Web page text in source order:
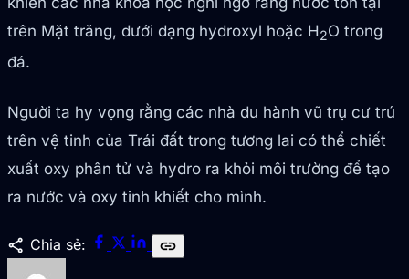
trên Mặt trăng, dưới dạng hydroxyl hoặc H2O trong
đá.
Người ta hy vọng rằng các nhà du hành vũ trụ cư trú
trên vệ tinh của Trái đất trong tương lai có thể chiết
xuất oxy phân tử và hydro ra khỏi môi trường để tạo
ra nước và oxy tinh khiết cho mình.
share Chia sẻ: link